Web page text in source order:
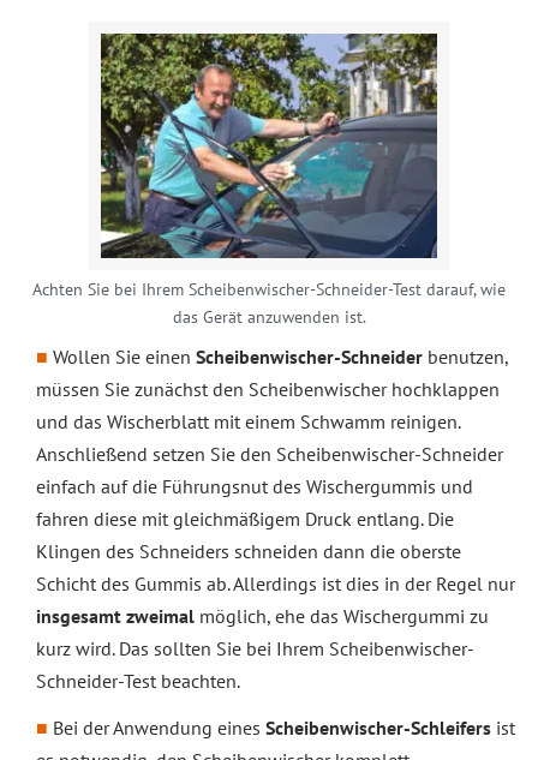
Achten Sie bei Ihrem Scheibenwischer-Schneider-Test darauf, wie
das Gerät anzuwenden ist.
Wollen Sie einen Scheibenwischer-Schneider benutzen,
müssen Sie zunächst den Scheibenwischer hochklappen
und das Wischerblatt mit einem Schwamm reinigen.
Anschließend setzen Sie den Scheibenwischer-Schneider
einfach auf die Führungsnut des Wischergummis und
fahren diese mit gleichmäßigem Druck entlang. Die
Klingen des Schneiders schneiden dann die oberste
Schicht des Gummis ab. Allerdings ist dies in der Regel nur
insgesamt zweimal möglich, ehe das Wischergummi zu
kurz wird. Das sollten Sie bei Ihrem Scheibenwischer-
Schneider-Test beachten.
Bei der Anwendung eines Scheibenwischer-Schleifers ist